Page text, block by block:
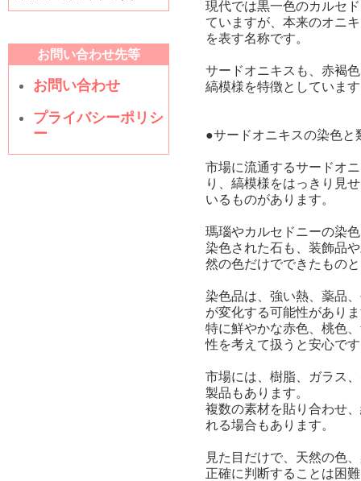
お問い合わせ先等
お問い合わせ
プライバシーポリシ
ー
現代では黒一色のカルセ
ていますが、本来のオニ
を表す名称です。
サードオニキスも、赤褐
縞模様を特徴としていま
●サードオニキスの染色と
市場に流通するサードオ
り、縞模様をはっきり見
いるものがあります。
瑪瑙やカルセドニーの染
染色された石も、装飾品
然の色だけでできたもの
染色品は、強い熱、薬品
が変化する可能性があり
特に鮮やかな赤色、桃色
性を考えて扱うと安心で
市場には、樹脂、ガラス
製品もあります。
複数の素材を貼り合わせ
れる場合もあります。
見た目だけで、天然の色
正確に判断することは困